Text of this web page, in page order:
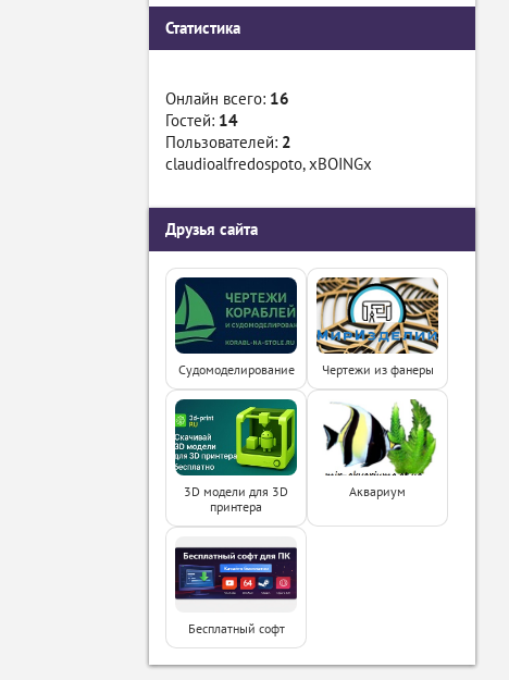
Статистика
Онлайн всего: 16
Гостей: 14
Пользователей: 2
claudioalfredospoto,xBOINGx
Друзья сайта
Судомоделирование Чертежи из фанеры
3D модели для 3D
принтера
Аквариум
Бесплатный софт